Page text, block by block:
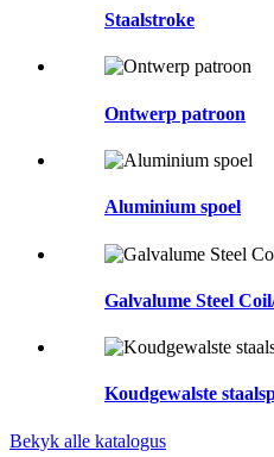
Staalstroke
Ontwerp patroon
Aluminium spoel
Galvalume Steel
Koudgewalste
Bekyk alle katalogus